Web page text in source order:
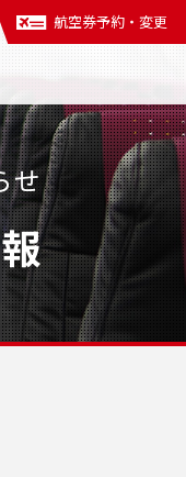
航空券予約・変更
せ